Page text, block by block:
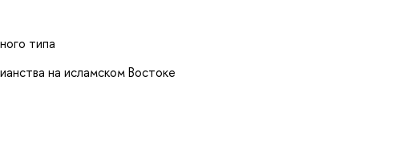
типа
на исламском Востоке